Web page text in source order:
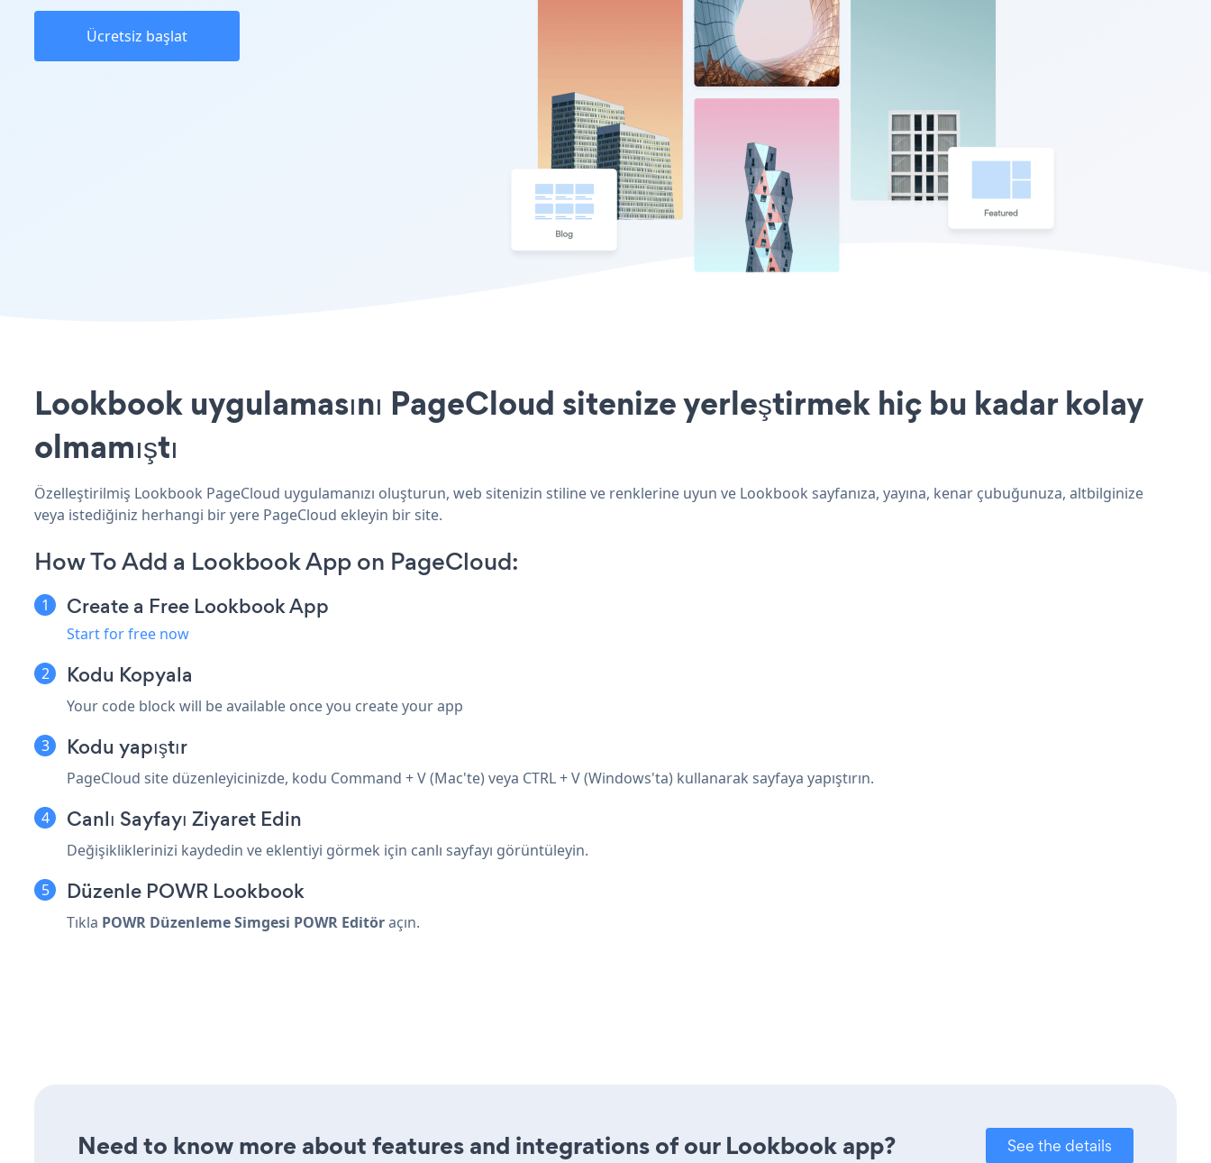
Ücretsiz başlat
Lookbook uygulamasını PageCloud sitenize yerleştirmek hiç bu kadar kolay
olmamıştı
Özelleştirilmiş Lookbook PageCloud uygulamanızı oluşturun, web sitenizin stiline ve renklerine uyun ve Lookbook sayfanıza, yayına, kenar çubuğunuza, altbilginize
veya istediğiniz herhangi bir yere PageCloud ekleyin bir site.
How To Add a Lookbook App on PageCloud:
Create a Free Lookbook App
Start for free now
Kodu Kopyala
Your code block will be available once you create your app
Kodu yapıştır
PageCloud site düzenleyicinizde, kodu Command + V (Mac'te) veya CTRL + V (Windows'ta) kullanarak sayfaya yapıştırın.
Canlı Sayfayı Ziyaret Edin
Değişikliklerinizi kaydedin ve eklentiyi görmek için canlı sayfayı görüntüleyin.
Düzenle POWR Lookbook
Tıkla POWR Düzenleme Simgesi POWR Editöraçın.
Need to know more about features and integrations of our Lookbook app? See the details